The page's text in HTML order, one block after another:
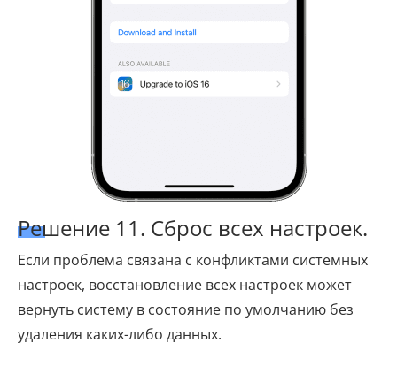
Решение 11. Сброс всех настроек.
Если проблема связана с конфликтами системных
настроек, восстановление всех настроек может
вернуть систему в состояние по умолчанию без
удаления каких-либо данных.